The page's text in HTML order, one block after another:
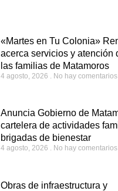
«Martes en Tu Colonia»
acerca servicios y atención
las familias de Matamoros
4 agosto, 2026 No hay comentarios
Anuncia Gobierno de
cartelera de actividades
brigadas de bienestar
4 agosto, 2026 No hay comentarios
Obras de infraestructura y